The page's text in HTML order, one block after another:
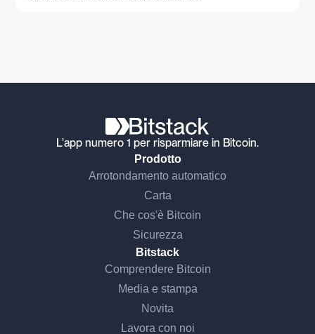
L'app numero 1 per risparmiare in Bitcoin.
Prodotto
Arrotondamento automatico
Carta
Che cos'è Bitcoin
Sicurezza
Bitstack
Comprendere Bitcoin
Media e stampa
Novita
Lavora con noi